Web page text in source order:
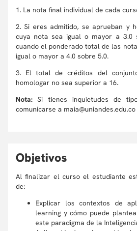
1. La nota final individual de cada
2. Si eres admitido, se aprueban y
cuya nota sea igual o mayor a 3.0
cuando el ponderado total de las
igual o mayor a 4.0 sobre 5.0.
3. El total de créditos del
homologar no sea superior a 16.
Nota:Si tienes inquietudes de
comunicarse a maia@uniandes.edu.co
Objetivos
Al finalizar el curso el estudiante
de:
Explicar los contextos de
learning y cómo puede
este paradigma de la